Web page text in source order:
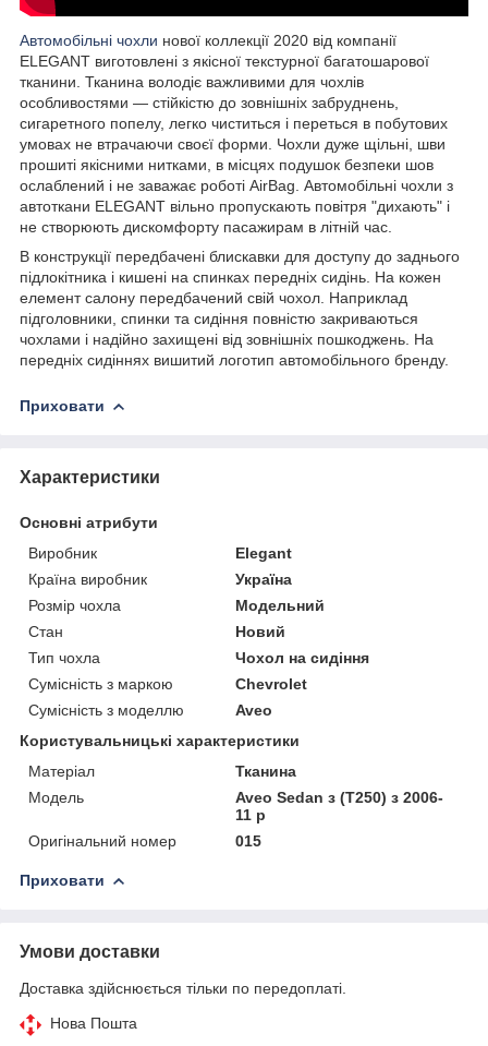
Автомобільні чохли нової коллекції 2020 від компанії
ELEGANT виготовлені з якісної текстурної багатошарової
тканини. Тканина володіє важливими для чохлів
особливостями — стійкістю до зовнішніх забруднень,
сигаретного попелу, легко чиститься і переться в побутових
умовах не втрачаючи своєї форми. Чохли дуже щільні, шви
прошиті якісними нитками, в місцях подушок безпеки шов
ослаблений і не заважає роботі AirBag. Автомобільні чохли з
автоткани ELEGANT вільно пропускають повітря "дихають" і
не створюють дискомфорту пасажирам в літній час.
В конструкції передбачені блискавки для доступу до заднього
підлокітника і кишені на спинках передніх сидінь. На кожен
елемент салону передбачений свій чохол. Наприклад
підголовники, спинки та сидіння повністю закриваються
чохлами і надійно захищені від зовнішніх пошкоджень. На
передніх сидіннях вишитий логотип автомобільного бренду.
Приховати
Характеристики
Основні атрибути
Виробник
Elegant
Країна виробник
Україна
Розмір чохла
Модельний
Стан
Новий
Тип чохла
Чохол на сидіння
Сумісність з маркою
Chevrolet
Сумісність з моделлю
Aveo
Користувальницькі характеристики
Матеріал
Тканина
Модель
Aveo Sedan з (T250) з 2006-
11 р
Оригінальний номер
015
Приховати
Умови доставки
Доставка здійснюється тільки по передоплаті.
Нова Пошта